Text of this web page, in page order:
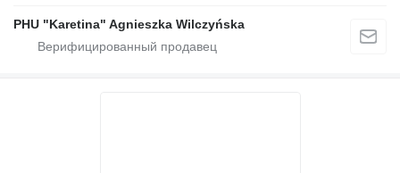
PHU "Karetina" Agnieszka Wilczyńska